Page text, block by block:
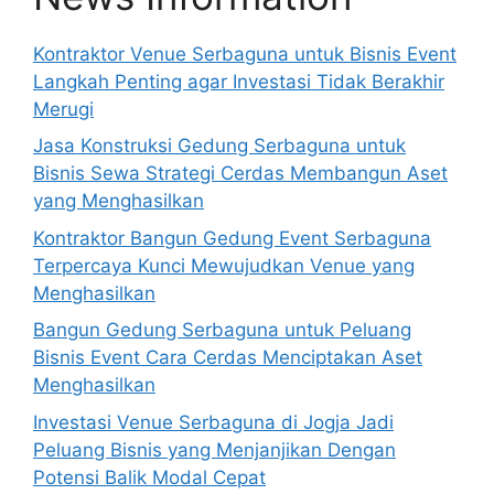
Kontraktor Venue Serbaguna untuk Bisnis Event
Langkah Penting agar Investasi Tidak Berakhir
Merugi
Jasa Konstruksi Gedung Serbaguna untuk
Bisnis Sewa Strategi Cerdas Membangun Aset
yang Menghasilkan
Kontraktor Bangun Gedung Event Serbaguna
Terpercaya Kunci Mewujudkan Venue yang
Menghasilkan
Bangun Gedung Serbaguna untuk Peluang
Bisnis Event Cara Cerdas Menciptakan Aset
Menghasilkan
Investasi Venue Serbaguna di Jogja Jadi
Peluang Bisnis yang Menjanjikan Dengan
Potensi Balik Modal Cepat